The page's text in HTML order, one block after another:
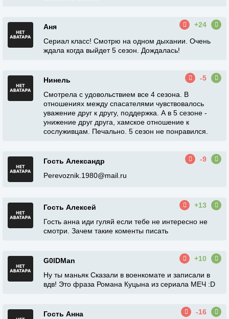
Аня
+24
Сериал класс! Смотрю на одном дыхании. Очень
ждала когда выйдет 5 сезон. Дождалась!
Нинель
-5
Смотрела с удовольствием все 4 сезона. В
отношениях между спасателями чувствовалось
уважение друг к другу, поддержка. А в 5 сезоне -
унижение друг друга, хамское отношение к
сослуживцам. Печально. 5 сезон не понравился.
Гость Александр
-9
Perevoznik.1980@mail.ru
Гость Алексей
+13
Гость анна иди гуляй если тебе не интересно не
смотри. Зачем такие коменты писать
G0lDMan
+10
Ну ты маньяк Сказали в военкомате и записали в
вдв! Это фраза Романа Куцына из сериала МЕЧ :D
Гость Анна
-16